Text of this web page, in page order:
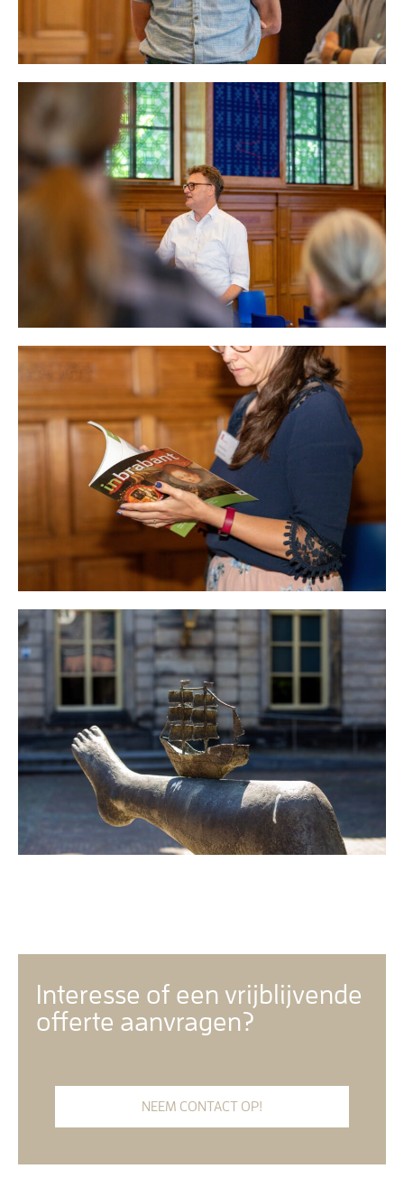
Interesse of een vrijblijvende
offerte aanvragen?
NEEM CONTACT OP!